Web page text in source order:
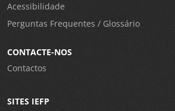
Acessibilidade
Perguntas Frequentes / Glossário
CONTACTE-NOS
Contactos
SITES IEFP